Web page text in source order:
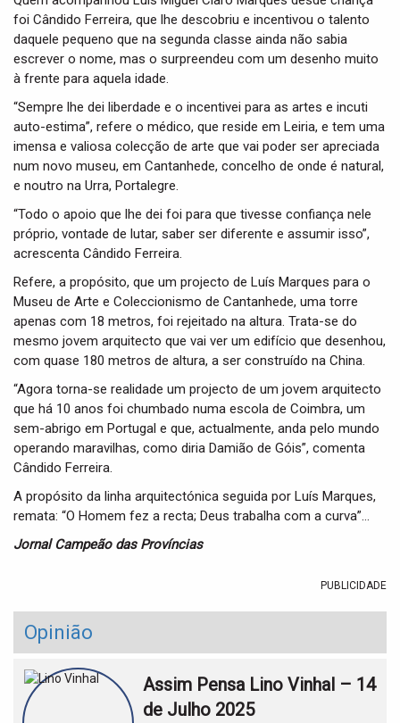
foi Cândido Ferreira, que lhe descobriu e incentivou o talento
daquele pequeno que na segunda classe ainda não sabia
escrever o nome, mas o surpreendeu com um desenho muito
à frente para aquela idade.
“Sempre lhe dei liberdade e o incentivei para as artes e incuti
auto-estima”, refere o médico, que reside em Leiria, e tem uma
imensa e valiosa colecção de arte que vai poder ser apreciada
num novo museu, em Cantanhede, concelho de onde é natural,
e noutro na Urra, Portalegre.
“Todo o apoio que lhe dei foi para que tivesse confiança nele
próprio, vontade de lutar, saber ser diferente e assumir isso”,
acrescenta Cândido Ferreira.
Refere, a propósito, que um projecto de Luís Marques para o
Museu de Arte e Coleccionismo de Cantanhede, uma torre
apenas com 18 metros, foi rejeitado na altura. Trata-se do
mesmo jovem arquitecto que vai ver um edifício que desenhou,
com quase 180 metros de altura, a ser construído na China.
“Agora torna-se realidade um projecto de um jovem arquitecto
que há 10 anos foi chumbado numa escola de Coimbra, um
sem-abrigo em Portugal e que, actualmente, anda pelo mundo
operando maravilhas, como diria Damião de Góis”, comenta
Cândido Ferreira.
A propósito da linha arquitectónica seguida por Luís Marques,
remata: “O Homem fez a recta; Deus trabalha com a curva”…
Jornal Campeão das Províncias
PUBLICIDADE
Opinião
Assim Pensa Lino Vinhal – 14
de Julho 2025